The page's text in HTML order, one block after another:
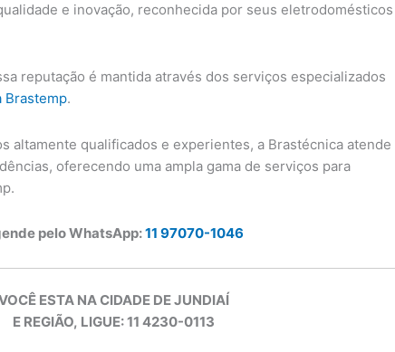
e inovação, reconhecida por seus eletrodomésticos
reputação é mantida através dos serviços especializados
Brastemp.
altamente qualificados e experientes, a Brastécnica atende
oferecendo uma ampla gama de serviços para
pelo WhatsApp:11 97070-1046
ESTA NA CIDADE DE JUNDIAÍ
E REGIÃO, LIGUE: 11 4230-0113